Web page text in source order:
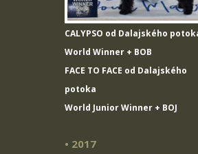
CALYPSO od Dalajského
World Winner + BOB
FACE TO FACE od Dalajského
potoka
World Junior Winner + BOJ
• 2017